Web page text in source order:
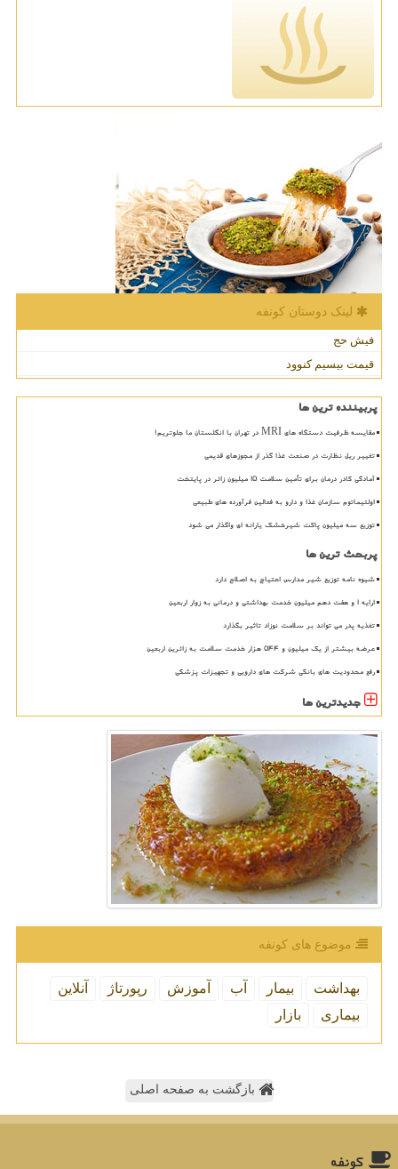
لینک دوستان كونفه
فیش حج
قیمت بیسیم کنوود
پربیننده ترین ها
مقایسه ظرفیت دستگاه های MRI در تهران با انگلستان ما جلوتریم!
تغییر ریل نظارت در صنعت غذا گذر از مجوزهای قدیمی
آمادگی کادر درمان برای تأمین سلامت 15 میلیون زائر در پایتخت
اولتیماتوم سازمان غذا و دارو به فعالین فرآورده های طبیعی
توزیع سه میلیون پاکت شیرخشک یارانه ای واگذار می شود
پربحث ترین ها
شیوه نامه توزیع شیر مدارس احتیاج به اصلاح دارد
ارایه ۱ و هفت دهم میلیون خدمت بهداشتی و درمانی به زوار اربعین
تغذیه پدر می تواند بر سلامت نوزاد تاثیر بگذارد
عرضه بیشتر از یک میلیون و ۵۴۴ هزار خدمت سلامت به زائرین اربعین
رفع محدودیت های بانکی شرکت های دارویی و تجهیزات پزشکی
جدیدترین ها
موضوع های كونفه
بهداشت بیمار آب آموزش رپورتاژ
آنلاین
بیماری
بازار
بازگشت به صفحه اصلی
كونفه